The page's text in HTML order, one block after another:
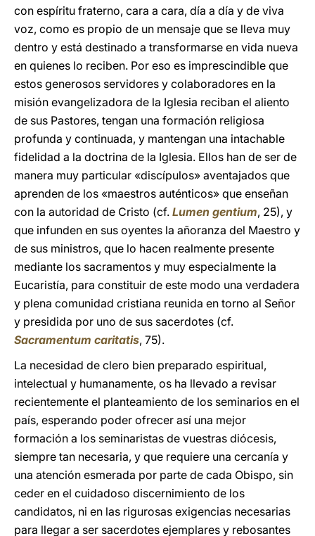
con espíritu fraterno, cara a cara, día a día y de viva
voz, como es propio de un mensaje que se lleva muy
dentro y está destinado a transformarse en vida nueva
en quienes lo reciben. Por eso es imprescindible que
estos generosos servidores y colaboradores en la
misión evangelizadora de la Iglesia reciban el aliento
de sus Pastores, tengan una formación religiosa
profunda y continuada, y mantengan una intachable
fidelidad a la doctrina de la Iglesia. Ellos han de ser de
manera muy particular «discípulos» aventajados que
aprenden de los «maestros auténticos» que enseñan
con la autoridad de Cristo (cf. Lumen gentium, 25), y
que infunden en sus oyentes la añoranza del Maestro y
de sus ministros, que lo hacen realmente presente
mediante los sacramentos y muy especialmente la
Eucaristía, para constituir de este modo una verdadera
y plena comunidad cristiana reunida en torno al Señor
y presidida por uno de sus sacerdotes (cf.
Sacramentum caritatis, 75).
La necesidad de clero bien preparado espiritual,
intelectual y humanamente, os ha llevado a revisar
recientemente el planteamiento de los seminarios en el
país, esperando poder ofrecer así una mejor
formación a los seminaristas de vuestras diócesis,
siempre tan necesaria, y que requiere una cercanía y
una atención esmerada por parte de cada Obispo, sin
ceder en el cuidadoso discernimiento de los
candidatos, ni en las rigurosas exigencias necesarias
para llegar a ser sacerdotes ejemplares y rebosantes